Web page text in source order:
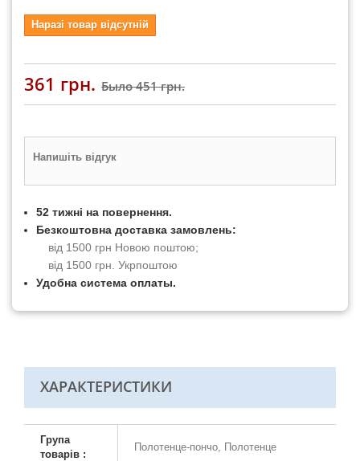
Наразі товар відсутній
361 грн. Было451 грн.
Напишіть відгук
52 тижні на повернення.
Безкоштовна доставка замовлень:
від 1500 грн Новою поштою;
від 1500 грн. Укрпоштою
Удобна система оплаты.
ХАРАКТЕРИСТИКИ
Група
товарів :
Полотенце-пончо, Полотенце